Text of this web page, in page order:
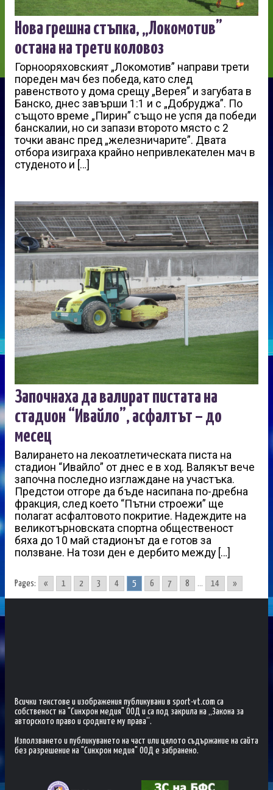
Нова грешна стъпка, „Локомотив”
остана на трети коловоз
Горнооряховският „Локомотив” направи трети
пореден мач без победа, като след
равенството у дома срещу „Верея” и загубата в
Банско, днес завърши 1:1 и с „Добруджа”. По
същото време „Пирин” също не успя да победи
банскалии, но си запази второто място с 2
точки аванс пред „железничарите”. Двата
отбора изиграха крайно непривлекателен мач в
студеното и […]
Започнаха да валират пистата на
стадион “Ивайло”, асфалтът – до
месец
Валирането на лекоатлетическата писта на
стадион “Ивайло” от днес е в ход. Валякът вече
започна последно изглаждане на участъка.
Предстои отгоре да бъде насипана по-дребна
фракция, след което “Пътни строежи” ще
полагат асфалтовото покритие. Надеждите на
великотърновската спортна общественост
бяха до 10 май стадионът да е готов за
ползване. На този ден е дербито между […]
Pages: « 1 2 3 4 5 6 7 8 ... 14 »
Всички текстове и изображения публикувани в sport-vt.com са
собственост на "Синхрон медия" ООД и са под закрила на „Закона за
авторското право и сродните му права“.
Използването и публикуването на част или цялото съдържание на сайта
без разрешение на "Синхрон медия" ООД е забранено.